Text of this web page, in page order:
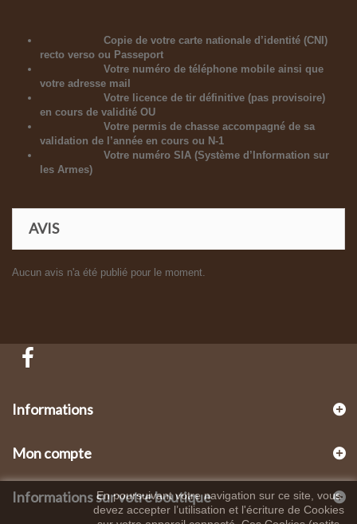
Copie de votre carte nationale d’identité (CNI)
recto verso ou Passeport
Votre numéro de téléphone mobile ainsi que
votre adresse mail
Votre licence de tir définitive (pas provisoire)
en cours de validité OU
Votre permis de chasse accompagné de sa
validation de l’année en cours ou N-1
Votre numéro SIA (Système d’Information sur
les Armes)
AVIS
Aucun avis n'a été publié pour le moment.
Informations
Mon compte
Informations sur votre boutique
En poursuivant votre navigation sur ce site, vous
devez accepter l’utilisation et l'écriture de Cookies